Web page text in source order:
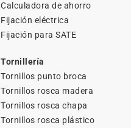
Calculadora de ahorro
Fijación eléctrica
Fijación para SATE
Tornillería
Tornillos punto broca
Tornillos rosca madera
Tornillos rosca chapa
Tornillos rosca plástico